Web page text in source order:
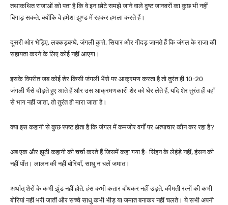
तथाकथित राजाओं को पता है कि वे इन छोटे समझे जाने वाले दुष्ट जानवरों का कुछ भी नहीं
बिगाड़ सकते, क्योंकि वे हमेशा झुण्ड में रहकर हमला करते हैं।
दूसरी ओर भेड़िए, लक्कड़बग्घे, जंगली कुत्ते, सियार और गीदड़ जानते हैं कि जंगल के राजा की
सहायता करने के लिए कोई नहीं आएगा।
इसके विपरीत जब कोई शेर किसी जंगली भैंसे पर आक्रमण करता है तो तुरंत ही 10-20
जंगली भैंसे दौड़ते हुए आते हैं और उस आक्रमणकारी शेर को घेर लेते हैं, यदि शेर तुरंत ही वहाँ
से भाग नहीं जाता, तो तुरंत ही मारा जाता है।
क्या इस कहानी से कुछ स्पष्ट होता है कि जंगल में कमजोर वर्गों पर अत्याचार कौन कर रहा है?
अब एक और झूठी कहानी की चर्चा करते हैं जिसमें कहा गया है- सिंहन के लेहंड़े नहीं, हंसन की
नहीं पाँत। लालन की नहीं बोरियाँ, साधु न चलें जमात।
अर्थात् शेरों के कभी झुंड नहीं होते, हंस कभी कतार बाँधकर नहीं उड़ते, कीमती रत्नों की कभी
बोरियां नहीं भरी जातीं और सच्चे साधु कभी भीड़ या जमात बनाकर नहीं चलते। ये सभी अपनी